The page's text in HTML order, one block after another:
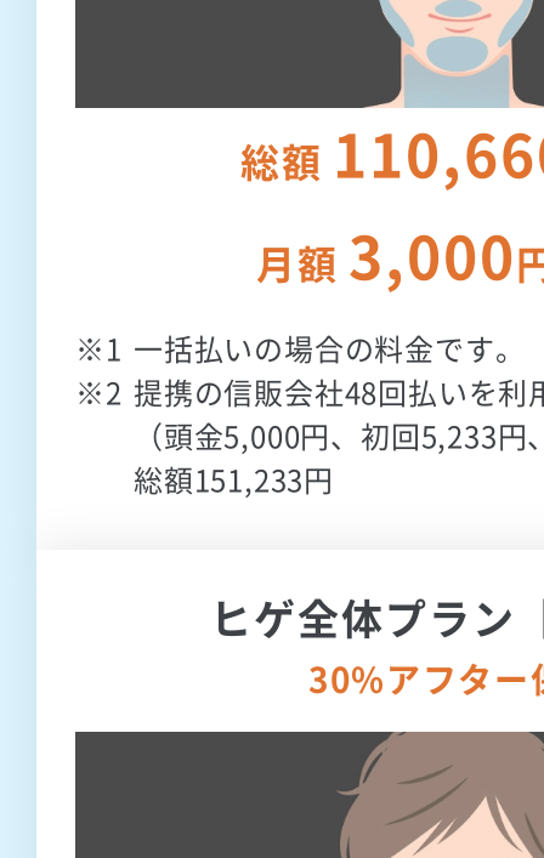
総額
月額 3,000
一括払いの場合の料金です。
提携の信販会社48回払いを利
（頭金5,000円、初回5,233
総額151,233円
ヒゲ全体プラン
30%アフター